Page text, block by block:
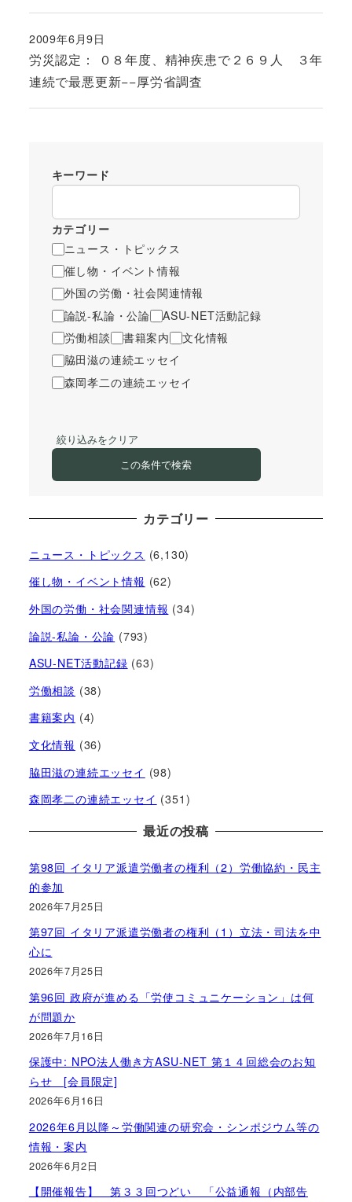
労災認定： ０８年度、精神疾患で２６９人 ３年
連続で最悪更新−−厚労省調査
投稿日
2009年6月9日
キーワード
カテゴリー
ニュース・トピックス
催し物・イベント情報
外国の労働・社会関連情報
論説-私論・公論
ASU-NET活動記録
労働相談
書籍案内
文化情報
脇田滋の連続エッセイ
森岡孝二の連続エッセイ
絞り込みをクリア
この条件で検索
カテゴリー
ニュース・トピックス (6,130)
催し物・イベント情報 (62)
外国の労働・社会関連情報 (34)
論説-私論・公論 (793)
ASU-NET活動記録 (63)
労働相談 (38)
書籍案内 (4)
文化情報 (36)
脇田滋の連続エッセイ (98)
森岡孝二の連続エッセイ (351)
最近の投稿
第98回 イタリア派遣労働者の権利（2）労働協約・民主
的参加
2026年7月25日
第97回 イタリア派遣労働者の権利（1）立法・司法を中
心に
2026年7月25日
第96回 政府が進める「労使コミュニケーション」は何
が問題か
2026年7月16日
保護中: NPO法人働き方ASU-NET 第１４回総会のお知
らせ [会員限定]
2026年6月16日
2026年6月以降～労働関連の研究会・シンポジウム等の
情報・案内
2026年6月2日
【開催報告】 第３３回つどい 「公益通報（内部告